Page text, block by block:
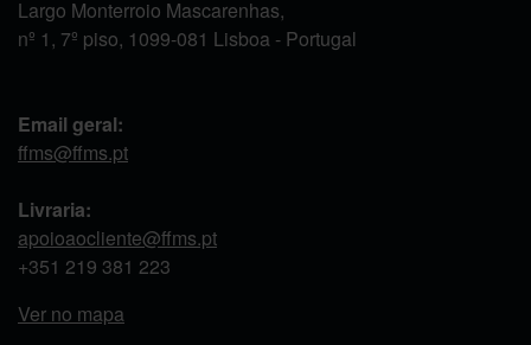
Largo Monterroio Mascarenhas,
nº 1, 7º piso, 1099-081 Lisboa - Portugal
Email geral:
ffms@ffms.pt
Livraria:
apoioaocliente@ffms.pt
+351 219 381 223
Ver no mapa